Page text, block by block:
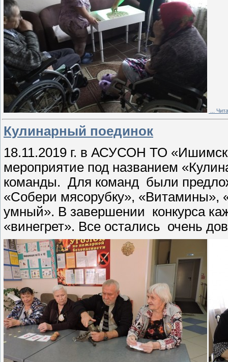
Кулинарный поединок
18.11.2019 г. в АСУСОН ТО
мероприятие под названием
команды. Для команд были
«Собери мясорубку», «Витамины»,
умный». В завершении конкурса
«винегрет». Все остались очень